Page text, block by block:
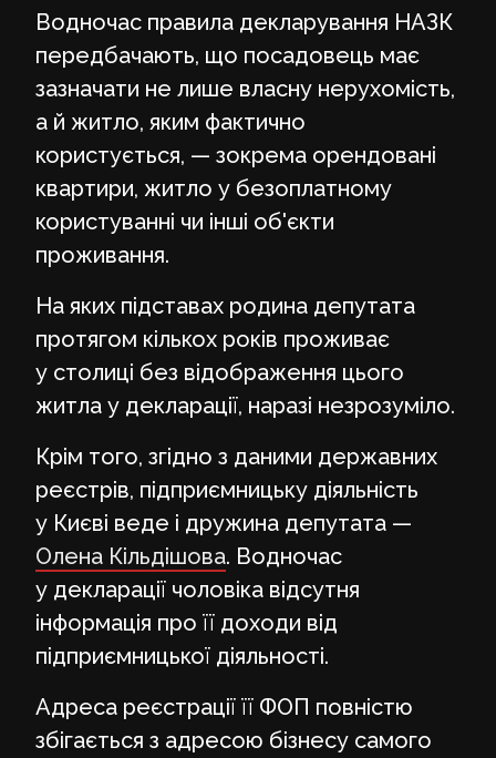
Водночас правила декларування НАЗК
передбачають, що посадовець має
зазначати не лише власну нерухомість,
а й житло, яким фактично
користується, — зокрема орендовані
квартири, житло у безоплатному
користуванні чи інші об'єкти
проживання.
На яких підставах родина депутата
протягом кількох років проживає
у столиці без відображення цього
житла у декларації, наразі незрозуміло.
Крім того, згідно з даними державних
реєстрів, підприємницьку діяльність
у Києві веде і дружина депутата —
Олена Кільдішова. Водночас
у декларації чоловіка відсутня
інформація про її доходи від
підприємницької діяльності.
Адреса реєстрації її ФОП повністю
збігається з адресою бізнесу самого